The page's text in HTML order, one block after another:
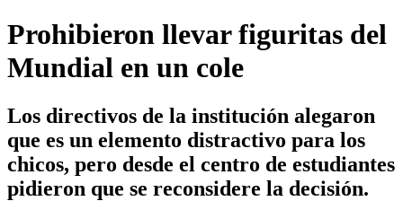
Prohibieron llevar figuritas del
Mundial en un cole
Los directivos de la institución alegaron
que es un elemento distractivo para los
chicos, pero desde el centro de estudiantes
pidieron que se reconsidere la decisión.